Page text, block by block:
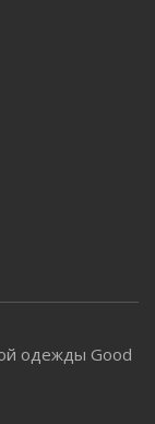
одежды Good